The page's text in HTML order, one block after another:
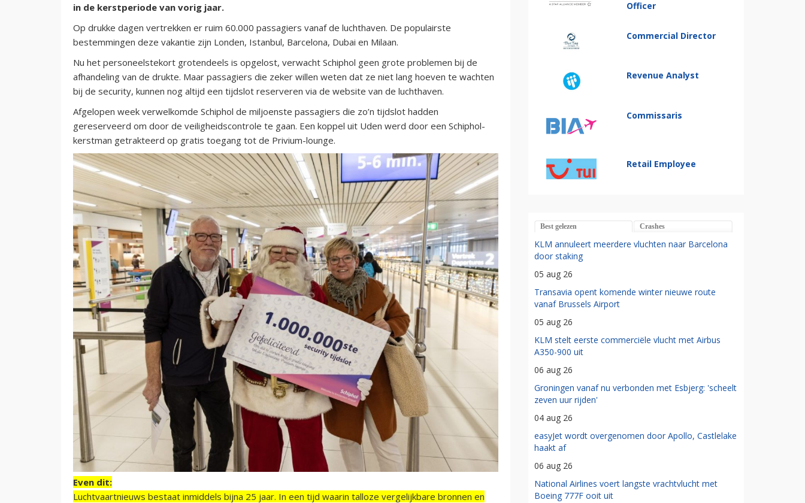
in de kerstperiode van vorig jaar.
Op drukke dagen vertrekken er ruim 60.000 passagiers vanaf de luchthaven. De populairste
bestemmingen deze vakantie zijn Londen, Istanbul, Barcelona, Dubai en Milaan.
Nu het personeelstekort grotendeels is opgelost, verwacht Schiphol geen grote problemen bij de
afhandeling van de drukte. Maar passagiers die zeker willen weten dat ze niet lang hoeven te wachten
bij de security, kunnen nog altijd een tijdslot reserveren via de website van de luchthaven.
Afgelopen week verwelkomde Schiphol de miljoenste passagiers die zo’n tijdslot hadden
gereserveerd om door de veiligheidscontrole te gaan. Een koppel uit Uden werd door een Schiphol-
kerstman getrakteerd op gratis toegang tot de Privium-lounge.
Even dit:
Luchtvaartnieuws bestaat inmiddels bijna 25 jaar. In een tijd waarin talloze vergelijkbare bronnen en
Officer
Commercial Director
Revenue Analyst
Commissaris
Retail Employee
Best gelezen Crashes
KLM annuleert meerdere vluchten naar Barcelona
door staking
05 aug 26
Transavia opent komende winter nieuwe route
vanaf Brussels Airport
05 aug 26
KLM stelt eerste commerciële vlucht met Airbus
A350-900 uit
06 aug 26
Groningen vanaf nu verbonden met Esbjerg: 'scheelt
zeven uur rijden'
04 aug 26
easyJet wordt overgenomen door Apollo, Castlelake
haakt af
06 aug 26
National Airlines voert langste vrachtvlucht met
Boeing 777F ooit uit